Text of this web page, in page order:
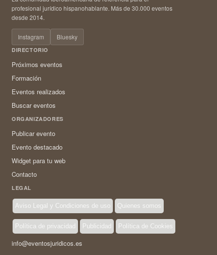
profesional jurídico hispanohablante. Más de 30.000 eventos
desde 2014.
Instagram Bluesky
DIRECTORIO
Próximos eventos
Formación
Eventos realizados
Buscar eventos
ORGANIZADORES
Publicar evento
Evento destacado
Widget para tu web
Contacto
LEGAL
Aviso Legal y Condiciones de uso Quienes somos
Política de privacidad Publicidad Política de Cookies
info@eventosjuridicos.es